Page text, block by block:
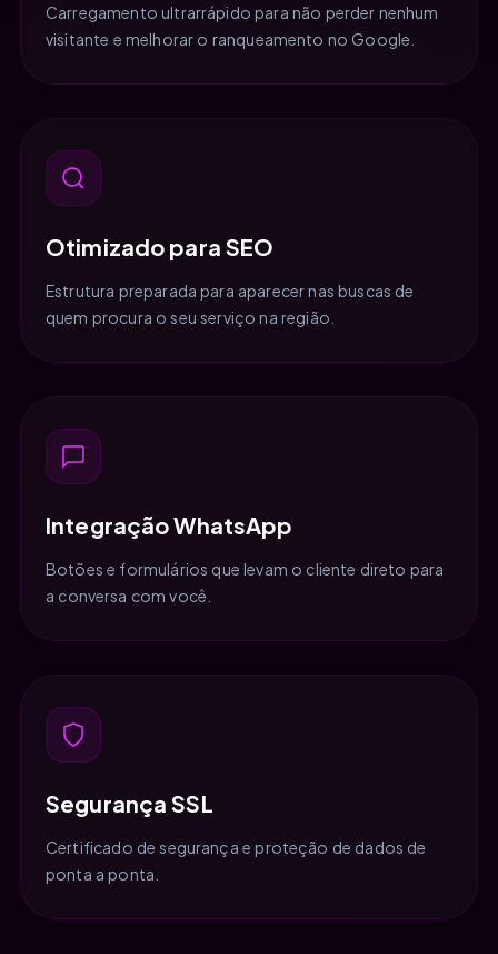
Carregamento ultrarrápido para não perder nenhum
visitante e melhorar o ranqueamento no Google.
Otimizado para SEO
Estrutura preparada para aparecer nas buscas de
quem procura o seu serviço na região.
Integração WhatsApp
Botões e formulários que levam o cliente direto para
a conversa com você.
Segurança SSL
Certificado de segurança e proteção de dados de
ponta a ponta.